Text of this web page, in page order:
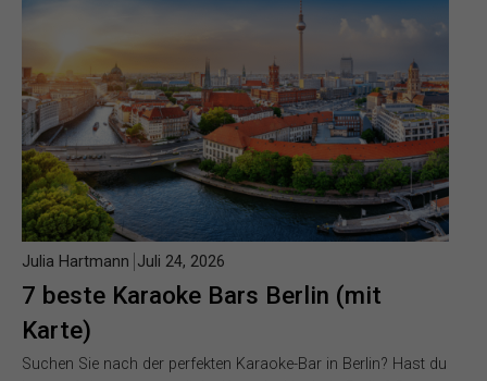
7 beste Karaoke Bars Berlin (mit
Karte)
Julia Hartmann Juli 24, 2026
Suchen Sie nach der perfekten Karaoke-Bar in Berlin? Hast du